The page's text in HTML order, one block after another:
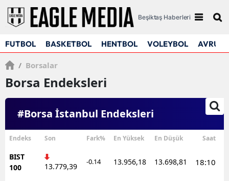
Beşiktaş Haberleri
FUTBOL BASKETBOL HENTBOL VOLEYBOL
/ Borsalar
Borsa Endeksleri
#Borsa İstanbul Endeksleri
Endeks Son Fark% En Yüksek En Düşük Saat
BIST
100
13.779,39 -0.14 13.956,18 13.698,81 18:10